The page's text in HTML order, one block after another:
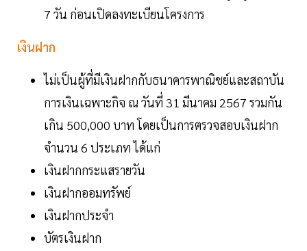
7 วัน ก่อนเปิดลงทะเบียนโครงการ
เงินฝาก
ไม่เป็นผู้ที่มีเงินฝากกับธนาคารพาณิชย์และสถาบัน
การเงินเฉพาะกิจ ณ วันที่ 31 มีนาคม 2567 รวมกัน
เกิน 500,000 บาท โดยเป็นการตรวจสอบเงินฝาก
จำนวน 6 ประเภท ได้แก่
เงินฝากกระแสรายวัน
เงินฝากออมทรัพย์
เงินฝากประจำ
บัตรเงินฝาก